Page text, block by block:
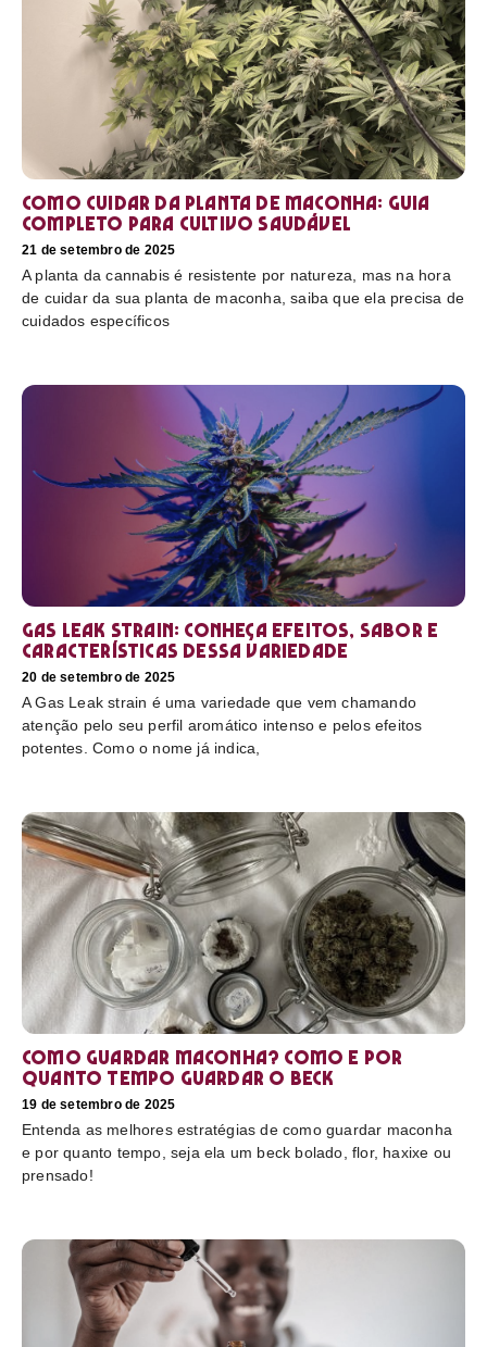
Como cuidar da planta de maconha: guia
completo para cultivo saudável
21 de setembro de 2025
A planta da cannabis é resistente por natureza, mas na hora
de cuidar da sua planta de maconha, saiba que ela precisa de
cuidados específicos
Gas Leak strain: conheça efeitos, sabor e
características dessa variedade
20 de setembro de 2025
A Gas Leak strain é uma variedade que vem chamando
atenção pelo seu perfil aromático intenso e pelos efeitos
potentes. Como o nome já indica,
Como guardar maconha? Como e por
quanto tempo guardar o beck
19 de setembro de 2025
Entenda as melhores estratégias de como guardar maconha
e por quanto tempo, seja ela um beck bolado, flor, haxixe ou
prensado!